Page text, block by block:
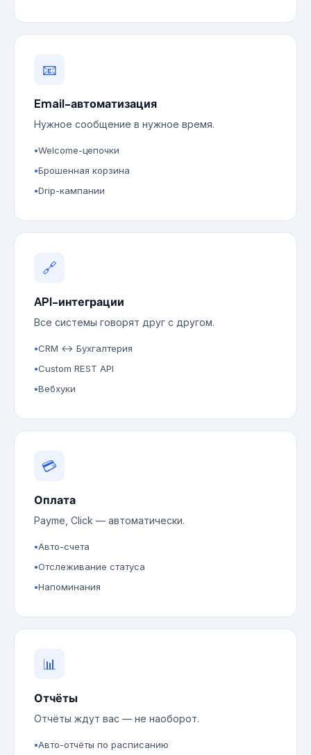
📧
Email-автоматизация
Нужное сообщение в нужное время.
Welcome-цепочки
Брошенная корзина
Drip-кампании
🔗
API-интеграции
Все системы говорят друг с другом.
CRM ↔ Бухгалтерия
Custom REST API
Вебхуки
💳
Оплата
Payme, Click — автоматически.
Авто-счета
Отслеживание статуса
Напоминания
📊
Отчёты
Отчёты ждут вас — не наоборот.
Авто-отчёты по расписанию